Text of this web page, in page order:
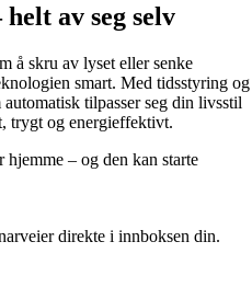
av seg selv
å skru av lyset eller senke
smart. Med tidsstyring og
tilpasser seg din livsstil
trygt og energieffektivt.
hjemme – og den kan starte
direkte i innboksen din.